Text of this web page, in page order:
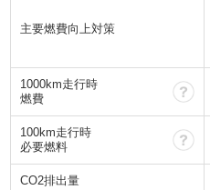
主要燃費向上対策
1000km走行時
燃費
100km走行時
必要燃料
CO2排出量